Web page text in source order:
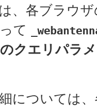
、各ブラウ
て
クエリパラ
については